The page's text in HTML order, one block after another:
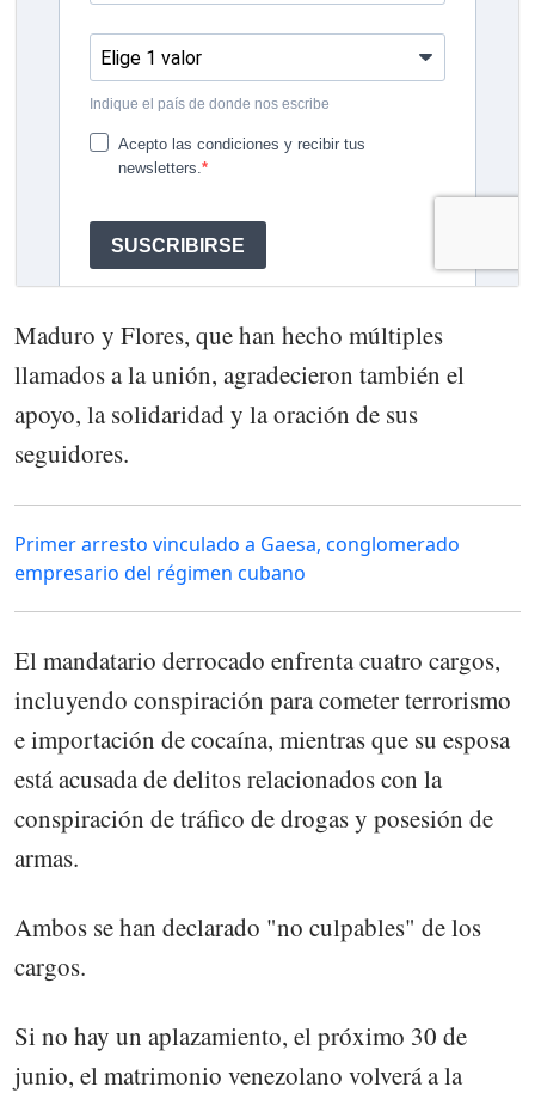
Maduro y Flores, que han hecho múltiples
llamados a la unión, agradecieron también el
apoyo, la solidaridad y la oración de sus
seguidores.
Primer arresto vinculado a Gaesa, conglomerado
empresario del régimen cubano
El mandatario derrocado enfrenta cuatro cargos,
incluyendo conspiración para cometer terrorismo
e importación de cocaína, mientras que su esposa
está acusada de delitos relacionados con la
conspiración de tráfico de drogas y posesión de
armas.
Ambos se han declarado "no culpables" de los
cargos.
Si no hay un aplazamiento, el próximo 30 de
junio, el matrimonio venezolano volverá a la